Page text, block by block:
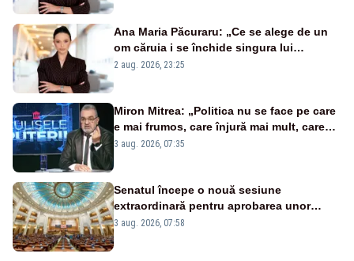
Ana Maria Păcuraru: „Ce se alege de un
om căruia i se închide singura lui
portiță?”
2 aug. 2026, 23:25
Miron Mitrea: „Politica nu se face pe care
e mai frumos, care înjură mai mult, care
țipă mai tare, ci pe proiecte”
3 aug. 2026, 07:35
Senatul începe o nouă sesiune
extraordinară pentru aprobarea unor
jaloane din PNRR
3 aug. 2026, 07:58